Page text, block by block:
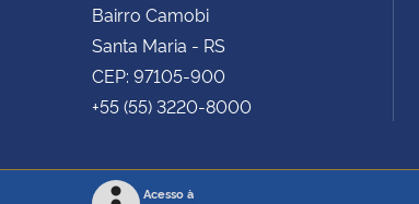
Bairro Camobi
Santa Maria - RS
CEP: 97105-900
+55 (55) 3220-8000
Acesso à